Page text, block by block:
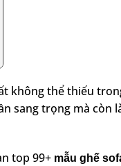
không thể thiếu
sang trọng mà còn
top 99+ mẫu ghế